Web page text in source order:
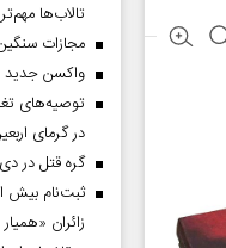
تالاب‌ها
مجازات
واکسن
در گرمای
گره قتل در دی‌جی
ثبت‌نام بیش
زائران